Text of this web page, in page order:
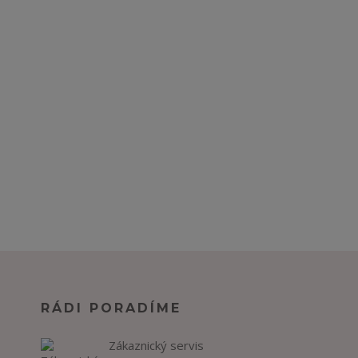
RÁDI PORADÍME
Zákaznický servis